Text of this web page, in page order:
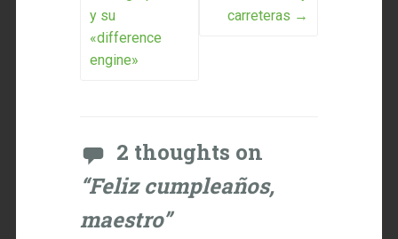
y su
«difference
engine»
carreteras →
2 thoughts on
“Feliz cumpleaños,
maestro”